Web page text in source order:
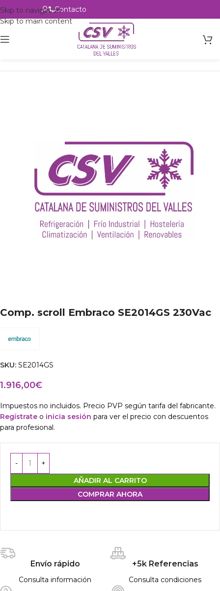
Skip to navigation
Skip to main content
Contacto
csvalles
Comp. scroll Embraco SE2014GS 230Vac
SKU: SE2014GS
1.916,00€
Impuestos no incluidos. Precio PVP según tarifa del fabricante.
Regístrate o inicia sesión para ver el precio con descuentos
para profesional.
AÑADIR AL CARRITO
COMPRAR AHORA
Envío rápido
Consulta información
+5k Referencias
Consulta condiciones